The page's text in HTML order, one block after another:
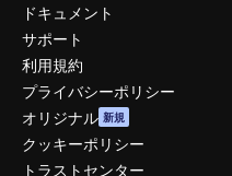
ドキュメント
サポート
利用規約
プライバシーポリシー
オリジナル 新規
クッキーポリシー
トラストセンター